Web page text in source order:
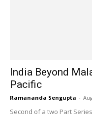
India Beyond
Pacific
Ramananda Sengupta -
Second of a two Part